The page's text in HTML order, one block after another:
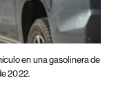
en una gasolinera de
2022.